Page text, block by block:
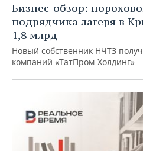
Бизнес-обзор:
подрядчика лагеря в
1,8 млрд
Новый собственник НЧТЗ
компаний «ТатПром-Холдинг»